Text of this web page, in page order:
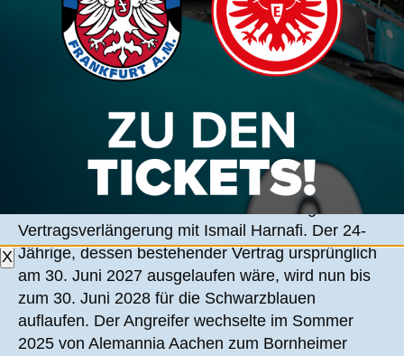
News: 19.06.2026
Ismail Harnafi und Robert Lempka
NACH KEMPER VERLÄNGERT AUCH
HARNAFI VORZEITIG!
Der FSV Frankfurt verkündet die vorzeitige
Vertragsverlängerung mit Ismail Harnafi. Der 24-
Jährige, dessen bestehender Vertrag ursprünglich
am 30. Juni 2027 ausgelaufen wäre, wird nun bis
zum 30. Juni 2028 für die Schwarzblauen
auflaufen. Der Angreifer wechselte im Sommer
2025 von Alemannia Aachen zum Bornheimer
X